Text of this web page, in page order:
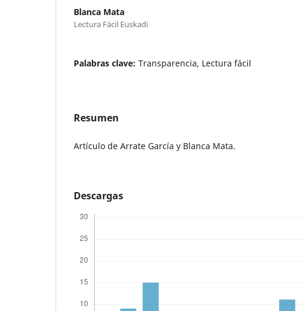
Blanca Mata
Lectura Fácil Euskadi
Palabras clave: Transparencia, Lectura fácil
Resumen
Artículo de Arrate García y Blanca Mata.
Descargas